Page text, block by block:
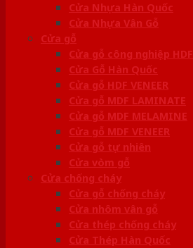
Cửa Nhựa Hàn Quốc
Cửa Nhựa Vân Gỗ
Cửa gỗ
Cửa gỗ công nghiệp HDF
Cửa Gỗ Hàn Quốc
Cửa gỗ HDF VENEER
Cửa gỗ MDF LAMINATE
Cửa gỗ MDF MELAMINE
Cửa gỗ MDF VENEER
Cửa gỗ tự nhiên
Cửa vòm gỗ
Cửa chống cháy
Cửa gỗ chống cháy
Cửa nhôm vân gỗ
Cửa thép chống cháy
Cửa Thép Hàn Quốc